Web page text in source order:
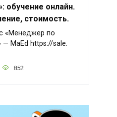
обучение онлайн.
стоимость.
«Менеджер по
— MaEd https://sale.
852